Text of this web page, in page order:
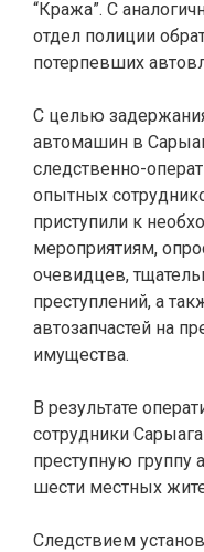
“Кража”. С
отдел полиции
потерпевших
С целью
автомашин в
следственно-
опытных
приступили к
мероприятиям,
очевидцев,
преступлений, а
автозапчастей на
имущества.
В результате
сотрудники
преступную группу
шести местных
Следствием